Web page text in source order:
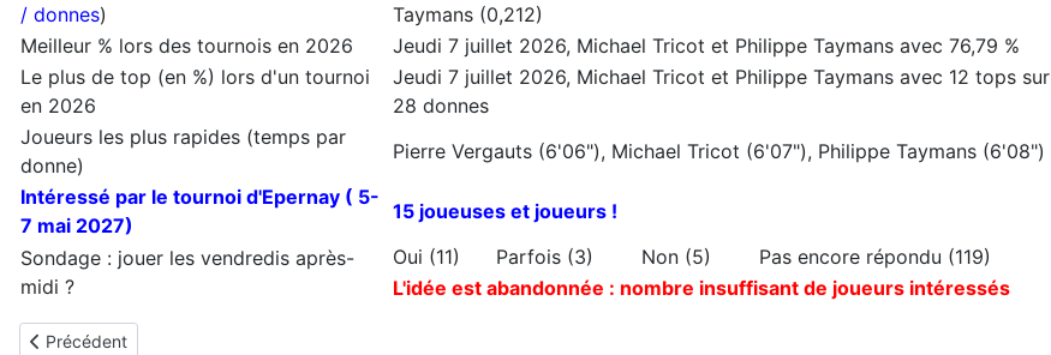
/ donnes)
Taymans (0,212)
Meilleur % lors des tournois en 2026
Jeudi 7 juillet 2026, Michael Tricot et Philippe Taymans avec 76,79 %
Le plus de top (en %) lors d'un tournoi
en 2026
Jeudi 7 juillet 2026, Michael Tricot et Philippe Taymans avec 12 tops sur
28 donnes
Joueurs les plus rapides (temps par
donne)
Pierre Vergauts (6'06"), Michael Tricot (6'07"), Philippe Taymans (6'08")
Intéressé par le tournoi d'Epernay ( 5-
7 mai 2027)
15 joueuses et joueurs !
Sondage : jouer les vendredis après-
midi ?
Oui (11) Parfois (3) Non (5) Pas encore répondu (119)
L'idée est abandonnée : nombre insuffisant de joueurs intéressés
Article précédent : Politique de confidentialité
Précédent